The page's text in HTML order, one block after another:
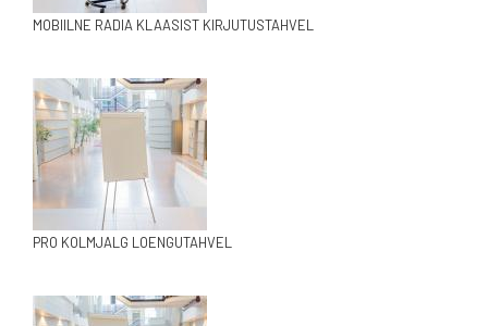
MOBIILNE RADIA KLAASIST KIRJUTUSTAHVEL
PRO KOLMJALG LOENGUTAHVEL